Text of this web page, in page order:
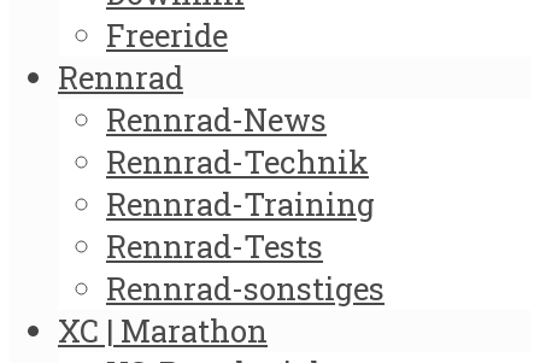
Freeride
Rennrad
Rennrad-News
Rennrad-Technik
Rennrad-Training
Rennrad-Tests
Rennrad-sonstiges
XC | Marathon